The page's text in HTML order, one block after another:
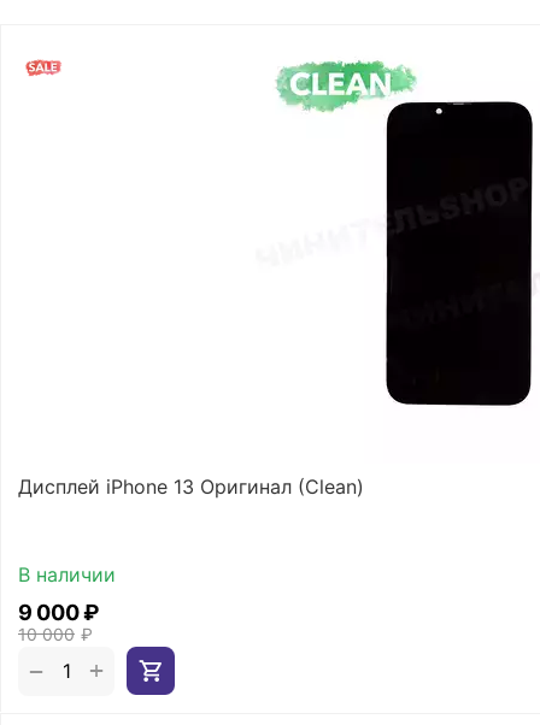
Дисплей iPhone 13 Оригинал (Clean)
В наличии
10 000 ₽
9 000₽
+
−